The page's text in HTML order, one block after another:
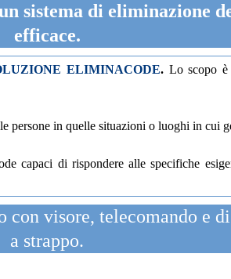
sistema di eliminazione
efficace.
ELIMINACODE. Lo scopo
persone in quelle situazioni o luoghi in cui
capaci di rispondere alle specifiche
visore, telecomando e
a strappo.